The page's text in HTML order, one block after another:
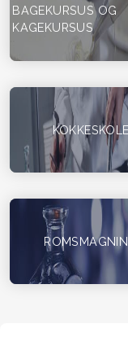
BAGEKURSUS OG
KAGEKURSUS